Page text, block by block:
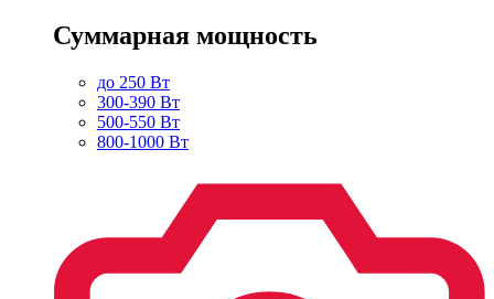
Суммарная мощность
до 250 Вт
300-390 Вт
500-550 Вт
800-1000 Вт